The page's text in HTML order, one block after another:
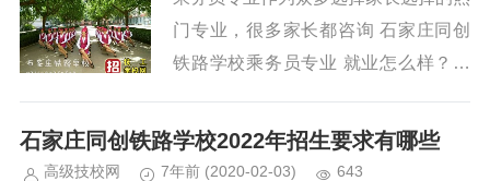
门专业，很多家长都咨询 石家庄同创
铁路学校乘务员专业 就业怎么样？同
同创铁路学校作为铁路专家治校...
石家庄同创铁路学校2022年招生要求有哪些
高级技校网 7年前 (2020-02-03) 643